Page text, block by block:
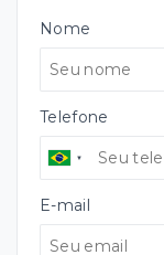
Nome
Telefone
E-mail